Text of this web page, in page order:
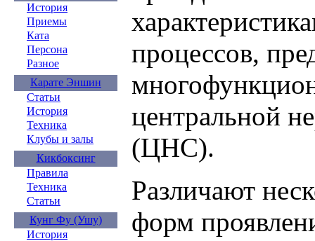
История
Приемы
Ката
Персона
Разное
Карате Эншин
Статьи
История
Техника
Клубы и залы
Кикбоксинг
Правила
Техника
Статьи
Кунг Фу (Ушу)
История
процессов,
центральной
(ЦНС).
Различают
форм